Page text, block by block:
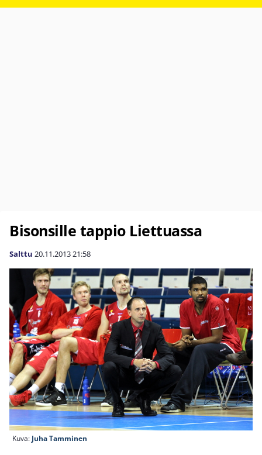
Bisonsille tappio Liettuassa
Salttu 20.11.201321:58
Kuva: Juha Tamminen